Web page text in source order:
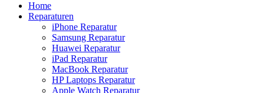
Home
Reparaturen
iPhone Reparatur
Samsung Reparatur
Huawei Reparatur
iPad Reparatur
MacBook Reparatur
HP Laptops Reparatur
Apple Watch Reparatur